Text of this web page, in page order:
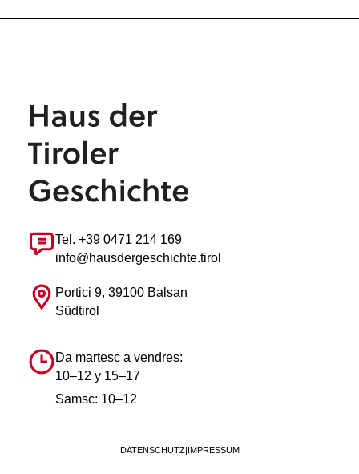
Tel. +39 0471 214 169
info@hausdergeschichte.tirol
Portici 9, 39100 Balsan
Südtirol
Da martesc a vendres:
10–12 y 15–17
Samsc: 10–12
DATENSCHUTZ| IMPRESSUM